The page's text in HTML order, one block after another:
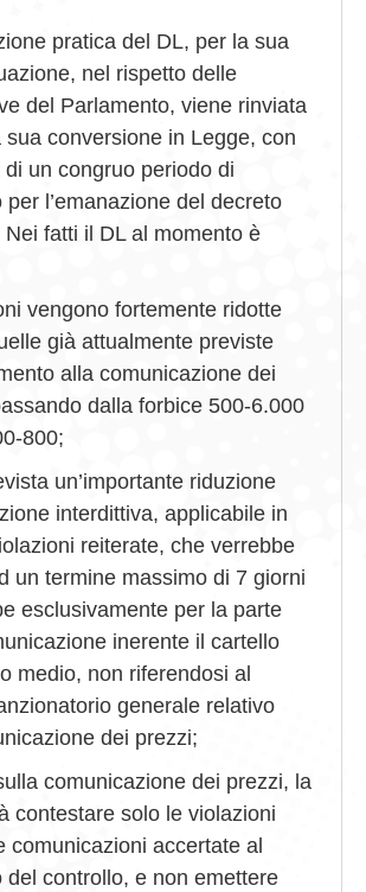
pratica del DL, per la sua
nel rispetto delle
del Parlamento, viene rinviata
sua conversione in Legge, con
di un congruo periodo di
per l’emanazione del decreto
fatti il DL al momento è
vengono fortemente ridotte
già attualmente previste
alla comunicazione dei
dalla forbice 500-6.000
800;
un’importante riduzione
interdittiva, applicabile in
reiterate, che verrebbe
un termine massimo di 7 giorni
esclusivamente per la parte
inerente il cartello
medio, non riferendosi al
generale relativo
dei prezzi;
comunicazione dei prezzi, la
contestare solo le violazioni
comunicazioni accertate al
del controllo, e non emettere